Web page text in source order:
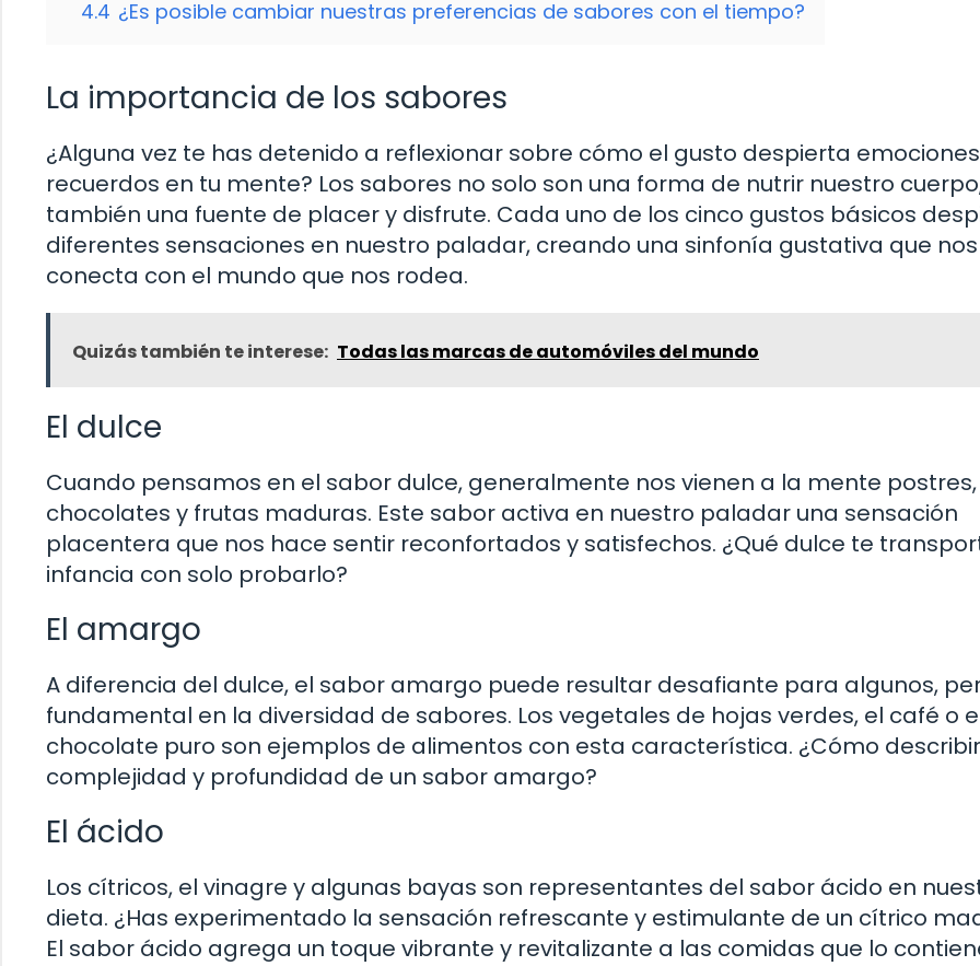
4.4 ¿Es posible cambiar nuestras preferencias de sabores con el tiempo?
La importancia de los sabores
¿Alguna vez te has detenido a reflexionar sobre cómo el gusto despierta
recuerdos en tu mente? Los sabores no solo son una forma de nutrir nuestro
también una fuente de placer y disfrute. Cada uno de los cinco gustos básicos
diferentes sensaciones en nuestro paladar, creando una sinfonía gustativa que nos
conecta con el mundo que nos rodea.
Quizás también te interese: Todas las marcas de automóviles del mundo
El dulce
Cuando pensamos en el sabor dulce, generalmente nos vienen a la mente postres,
chocolates y frutas maduras. Este sabor activa en nuestro paladar una sensación
placentera que nos hace sentir reconfortados y satisfechos. ¿Qué dulce te
infancia con solo probarlo?
El amargo
A diferencia del dulce, el sabor amargo puede resultar desafiante para algunos,
fundamental en la diversidad de sabores. Los vegetales de hojas verdes, el café o
chocolate puro son ejemplos de alimentos con esta característica. ¿Cómo
complejidad y profundidad de un sabor amargo?
El ácido
Los cítricos, el vinagre y algunas bayas son representantes del sabor ácido en
dieta. ¿Has experimentado la sensación refrescante y estimulante de un cítrico
El sabor ácido agrega un toque vibrante y revitalizante a las comidas que lo